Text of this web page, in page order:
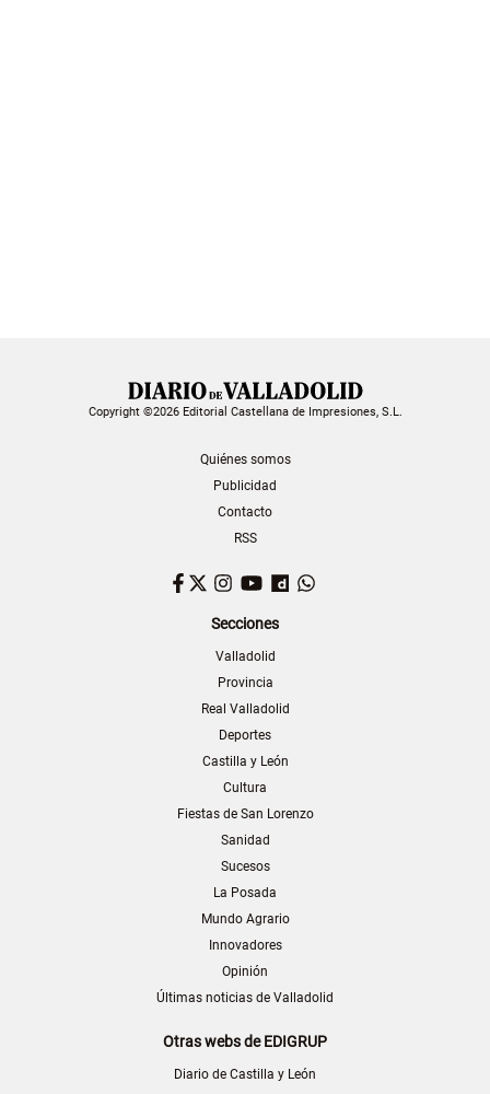
Copyright ©2026 Editorial Castellana de Impresiones, S.L.
Quiénes somos
Publicidad
Contacto
RSS
Facebook
TwitterInstagram
YouTubeDailymotion
Secciones
Valladolid
Provincia
Real Valladolid
Deportes
Castilla y León
Cultura
Fiestas de San Lorenzo
Sanidad
Sucesos
La Posada
Mundo Agrario
Innovadores
Opinión
Últimas noticias de Valladolid
Otras webs de EDIGRUP
Diario de Castilla y León